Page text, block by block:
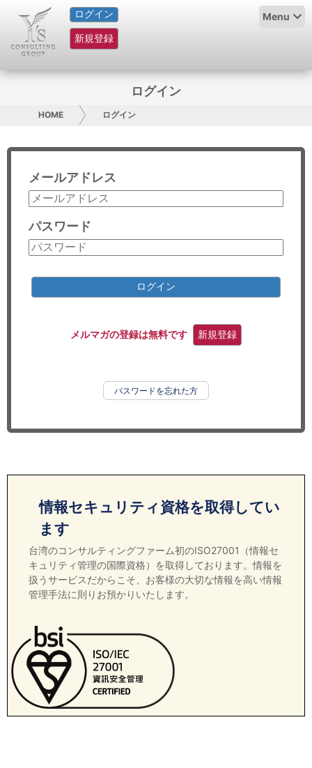
ログイン
新規登録
Menu
HOME
サービス紹介
グループ概要
採用情報
お問い合わせ
コンサルティング
リサーチ
ログイン
HOME ログイン
メールアドレス
パスワード
ログイン
メルマガの登録は無料です 新規登録
パスワードを忘れた方
情報セキュリティ資格を取得してい
ます
台湾のコンサルティングファーム初のISO27001（情報セ
キュリティ管理の国際資格）を取得しております。情報を
扱うサービスだからこそ、お客様の大切な情報を高い情報
管理手法に則りお預かりいたします。